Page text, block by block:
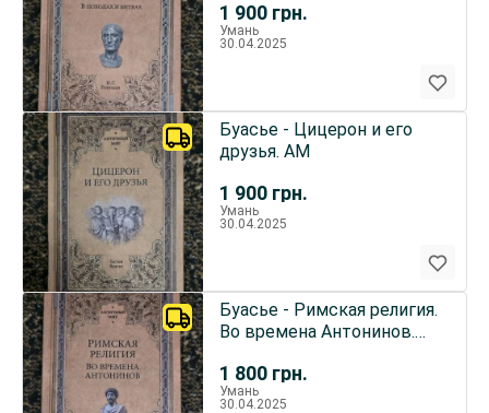
1 900 грн.
Умань
30.04.2025
1 900 грн.
Буасье - Цицерон и его
друзья. АМ
Умань
30.04.2025
1 800 грн.
Буасье - Римская религия.
Во времена Антонинов.
Умань
30.04.2025